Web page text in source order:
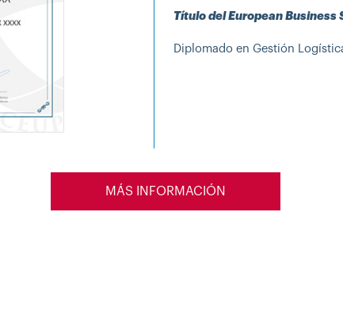
Título del European Business
Diplomado en Gestión
MÁS INFORMACIÓN